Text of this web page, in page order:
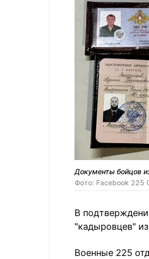
Документы бойцов
Фото: Facebook 225
В
"кадыровцев"
Военные 225